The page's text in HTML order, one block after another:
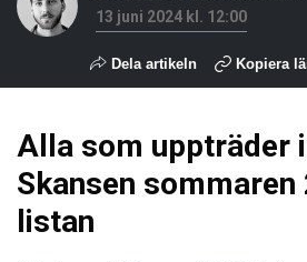
13 juni 2024 kl. 12:00
Dela artikeln Kopiera
Alla som uppträder
Skansen sommaren
listan